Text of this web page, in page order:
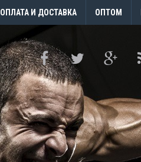
ОПЛАТА И ДОСТАВКА ОПТОМ